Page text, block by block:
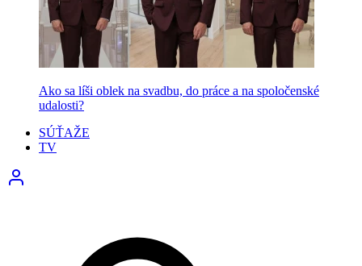
Ako sa líši oblek na svadbu, do práce a na spoločenské
udalosti?
SÚŤAŽE
TV